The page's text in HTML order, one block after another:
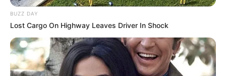
BUZZ DAY
Lost Cargo On Highway Leaves Driver In Shock